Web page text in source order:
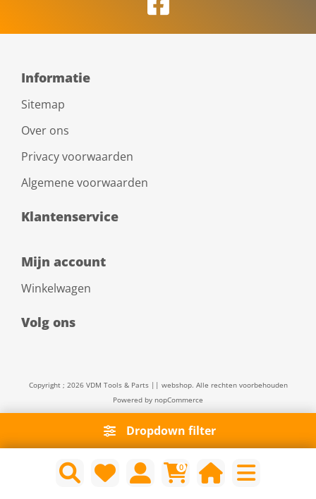
0
Dropdown filter
Informatie
Sitemap
Over ons
Privacy voorwaarden
Algemene voorwaarden
Klantenservice
Mijn account
Winkelwagen
Volg ons
Copyright ; 2026 VDM Tools & Parts || webshop. Alle rechten voorbehouden
Powered by nopCommerce